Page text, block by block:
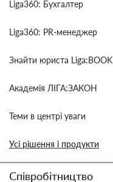
Liga360: Бухгалтер
Liga360: PR-менеджер
Знайти юриста Liga:BOOK
Академія ЛІГА:ЗАКОН
Теми в центрі уваги
Усі рішення і продукти
Співробітництво